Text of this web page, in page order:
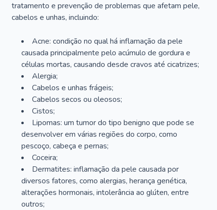
tratamento e prevenção de problemas que afetam pele,
cabelos e unhas, incluindo:
Acne: condição no qual há inflamação da pele
causada principalmente pelo acúmulo de gordura e
células mortas, causando desde cravos até cicatrizes;
Alergia;
Cabelos e unhas frágeis;
Cabelos secos ou oleosos;
Cistos;
Lipomas: um tumor do tipo benigno que pode se
desenvolver em várias regiões do corpo, como
pescoço, cabeça e pernas;
Coceira;
Dermatites: inflamação da pele causada por
diversos fatores, como alergias, herança genética,
alterações hormonais, intolerância ao glúten, entre
outros;